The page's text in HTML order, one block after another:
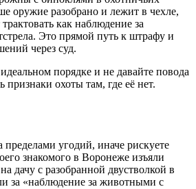
оружие разобрано и лежит в чехле,
как наблюдение за
Это прямой путь к штрафу и
через суд.
порядке и не давайте повода
признаки охоты там, где её нет.
пределами угодий, иначе рискуете
знакомого в Воронеже изъяли
дачу с разобранной двустволкой в
за «наблюдение за животными с